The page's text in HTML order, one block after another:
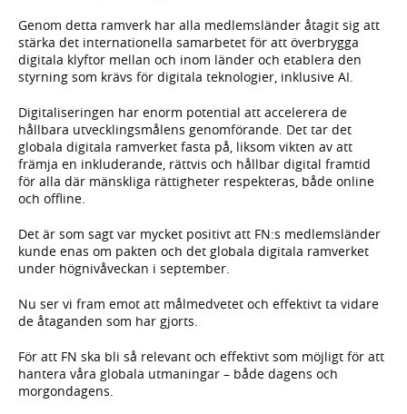
Genom detta ramverk har alla medlemsländer åtagit sig att
stärka det internationella samarbetet för att överbrygga
digitala klyftor mellan och inom länder och etablera den
styrning som krävs för digitala teknologier, inklusive AI.
Digitaliseringen har enorm potential att accelerera de
hållbara utvecklingsmålens genomförande. Det tar det
globala digitala ramverket fasta på, liksom vikten av att
främja en inkluderande, rättvis och hållbar digital framtid
för alla där mänskliga rättigheter respekteras, både online
och offline.
Det är som sagt var mycket positivt att FN:s medlemsländer
kunde enas om pakten och det globala digitala ramverket
under högnivåveckan i september.
Nu ser vi fram emot att målmedvetet och effektivt ta vidare
de åtaganden som har gjorts.
För att FN ska bli så relevant och effektivt som möjligt för att
hantera våra globala utmaningar – både dagens och
morgondagens.